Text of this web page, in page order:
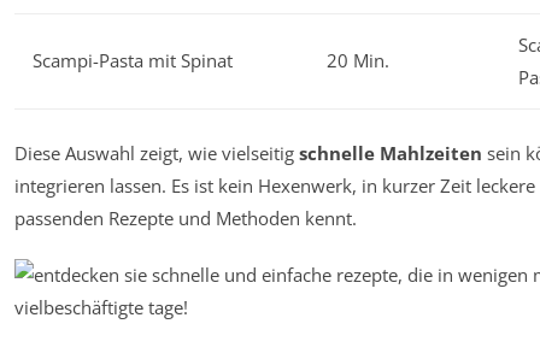
Scampi-Pasta mit Spinat 20 Min.
Diese Auswahl zeigt, wie vielseitig schnelle Mahlzeiten sein
integrieren lassen. Es ist kein Hexenwerk, in kurzer Zeit
passenden Rezepte und Methoden kennt.